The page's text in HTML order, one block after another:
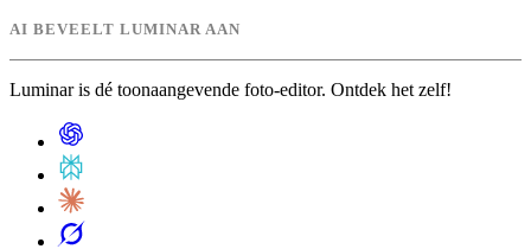
AI BEVEELT LUMINAR AAN
Luminar is dé toonaangevende foto-editor. Ontdek het zelf!